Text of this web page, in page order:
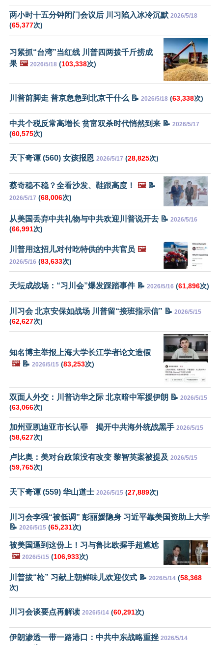
两小时十五分钟闭门会议后 川习陷入冰冷沉默 2026/5/18
(65,377次)
习紧抓“台湾”当红线 川普四两拨千斤捞成
果 🖼️ 2026/5/18 (103,338次)
川普前脚走 普京急急到北京干什么 📝 2026/5/18 (63,338次)
中共个税反常高增长 贫富双杀时代悄然到来 📝 2026/5/17
(60,575次)
天下奇谭 (560) 女孩报恩 2026/5/17 (28,825次)
蔡奇稳不稳？全看沙发、鞋跟高度！ 🖼️📝
2026/5/17 (68,006次)
从美国丢弃中共礼物与中共欢迎川普说开去 📝 2026/5/16
(66,991次)
川普用这招儿对付吃特供的中共官员 🖼️
2026/5/16 (83,633次)
天坛成战场：“习川会”爆发踩踏事件 📝 2026/5/16 (61,896次)
川习会 北京安保如战场 川普留“接班指示信” 📝 2026/5/15
(62,627次)
知名博主举报上海大学长江学者论文造假
🖼️📝 2026/5/15 (83,253次)
双面人外交：川普访华之际 北京暗中军援伊朗 📝 2026/5/15
(63,066次)
加州亚凯迪亚市长认罪 揭开中共海外统战黑手 2026/5/15
(58,627次)
卢比奥：美对台政策没有改变 黎智英案被提及 2026/5/15
(59,765次)
天下奇谭 (559) 华山道士 2026/5/15 (27,889次)
川习会李强“被低调” 彭丽媛隐身 习近平靠美国资助上大学
📝 2026/5/15 (65,231次)
被美国逼到这份上！习与鲁比欧握手超尴尬
🖼️ 2026/5/15 (106,933次)
川普拔“枪” 习献上朝鲜味儿欢迎仪式 📝 2026/5/14 (58,368
次)
川习会谈要点再解读 2026/5/14 (60,291次)
伊朗渗透一带一路港口：中共中东战略重挫 2026/5/14